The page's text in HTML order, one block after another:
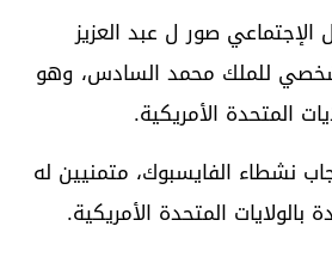
الإجتماعي صور ل عبد العزيز
للملك محمد السادس، وهو
المتحدة الأمريكية.
نشطاء الفايسبوك، متمنيين له
المتحدة الأمريكية.